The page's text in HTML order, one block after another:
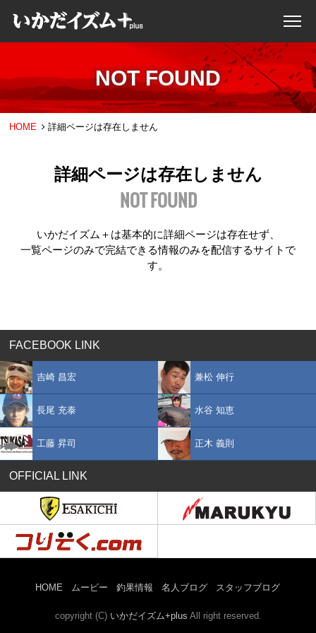
NOT FOUND
HOME 詳細ページは存在しません
詳細ページは存在しません
NOT FOUND
いかだイズム＋は基本的に詳細ページは存在せず、
一覧ページのみで完結できる情報のみを配信するサイトで
す。
FACEBOOK LINK
吉崎 昌宏 兼松 伸行
長尾 充泰 水谷 知恵
工藤 昇司 正木 義則
OFFICIAL LINK
HOME ムービー 釣果情報 名人ブログ スタッフブログ
copyright (C) いかだイズム+plus All right reserved.